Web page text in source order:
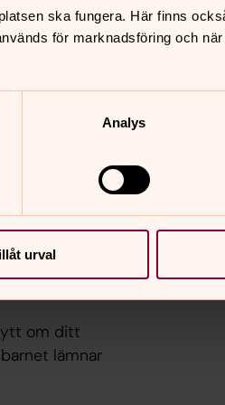
ska fungera. Här finns
för marknadsföring och
Analys
urval
om dig och
formulär
och
kan vi även
om ditt
lämnar